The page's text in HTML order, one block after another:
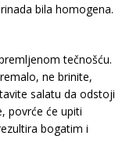
bila homogena.
tečnošću.
ne brinite,
salatu da odstoji
povrće će upiti
bogatim i